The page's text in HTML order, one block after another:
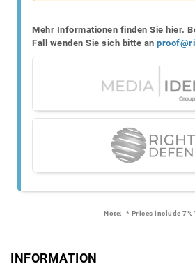
Mehr Informationen finden Sie hier.
Fall wenden Sie sich bitte an
Note: * Prices include 7%
INFORMATION